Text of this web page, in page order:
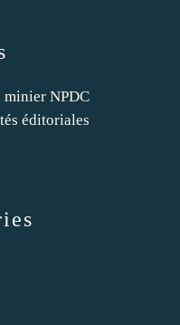
minier NPDC
éditoriales